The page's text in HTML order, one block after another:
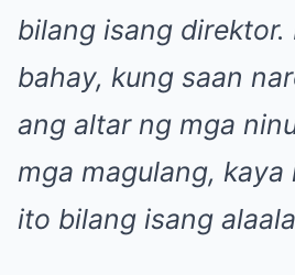
bilang isang
bahay, kung saan
ang altar ng mga
mga magulang,
ito bilang isang